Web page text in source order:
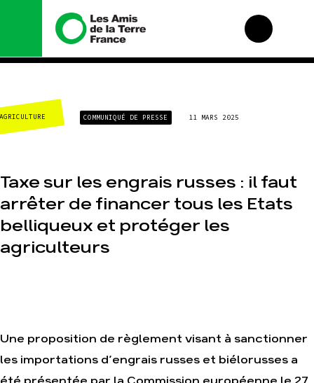
Nous connaître
Histoire
Valeurs
Équipes et
fonctionnement
Le réseau dans le
monde
Total, rendez-vous
Mode : une tendance
destructrice
Gaz au Mozambique,
la violence TOTAL(e)
Agir
Faire un don
Climat – Énergie
AGRICULTURE COMMUNIQUÉ DE PRESSE 11 MARS 2025
Taxe sur les engrais russes : il faut
arrêter de financer tous les Etats
belliqueux et protéger les
agriculteurs
Une proposition de règlement visant à sanctionner
les importations d’engrais russes et biélorusses a